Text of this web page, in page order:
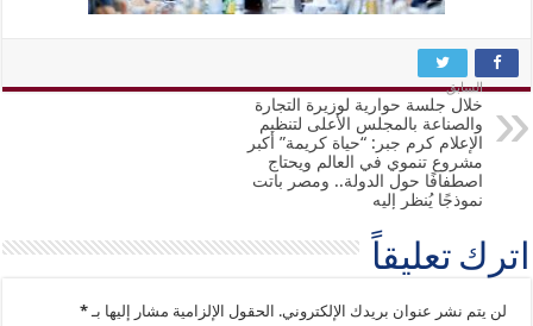
السابق
خلال جلسة حوارية لوزيرة التجارة
والصناعة بالمجلس الأعلى لتنظيم
الإعلام كرم جبر: “حياة كريمة” أكبر
مشروع تنموي في العالم ويحتاج
اصطفافًا حول الدولة.. ومصر باتت
نموذجًا يُنظر إليه
اترك تعليقاً
لن يتم نشر عنوان بريدك الإلكتروني. الحقول الإلزامية مشار إليها بـ*